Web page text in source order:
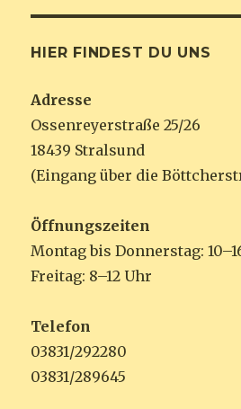
HIER FINDEST DU UNS
Adresse
Ossenreyerstraße 25/26
18439 Stralsund
(Eingang über die
Öffnungszeiten
Montag bis Donnerstag:
Freitag: 8–12 Uhr
Telefon
03831/292280
03831/289645